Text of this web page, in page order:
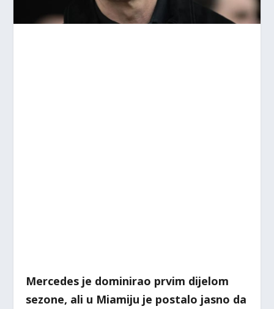
Mercedes je dominirao prvim dijelom
sezone, ali u Miamiju je postalo jasno da